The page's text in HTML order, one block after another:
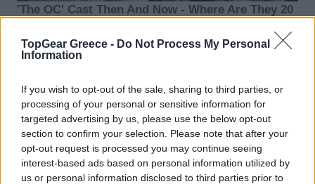
TopGear Greece - Do Not Process My Personal
Information
If you wish to opt-out of the sale, sharing to third parties, or
processing of your personal or sensitive information for
targeted advertising by us, please use the below opt-out
section to confirm your selection. Please note that after your
opt-out request is processed you may continue seeing
interest-based ads based on personal information utilized by
us or personal information disclosed to third parties prior to